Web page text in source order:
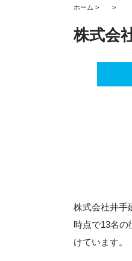
ホーム > >
株式会
株式会社井手
時点で13名の
けています。